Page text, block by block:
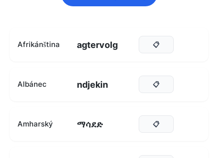
Afrikánština agtervolg 📋
Albánec ndjekin 📋
Amharský ማሳደድ 📋